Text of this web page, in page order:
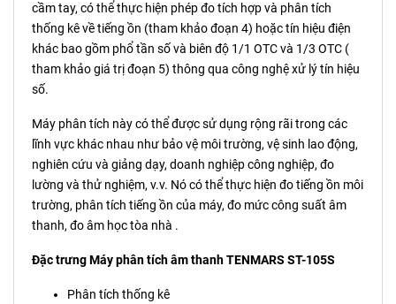
cầm tay, có thể thực hiện phép đo tích hợp và phân tích
thống kê về tiếng ồn (tham khảo đoạn 4) hoặc tín hiệu điện
khác bao gồm phổ tần số và biên độ 1/1 OTC và 1/3 OTC (
tham khảo giá trị đoạn 5) thông qua công nghệ xử lý tín hiệu
số.
Máy phân tích này có thể được sử dụng rộng rãi trong các
lĩnh vực khác nhau như bảo vệ môi trường, vệ sinh lao động,
nghiên cứu và giảng dạy, doanh nghiệp công nghiệp, đo
lường và thử nghiệm, v.v. Nó có thể thực hiện đo tiếng ồn môi
trường, phân tích tiếng ồn của máy, đo mức công suất âm
thanh, đo âm học tòa nhà .
Đặc trưng Máy phân tích âm thanh TENMARS ST-105S
Phân tích thống kê